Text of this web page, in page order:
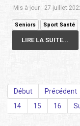
Mis à jour : 27 juillet
Seniors Sport Santé
LIRE LA SUITE...
Début
Précédent
14
15 16